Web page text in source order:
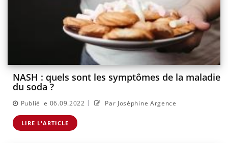
NASH : quels sont les symptômes de la maladie
du soda ?
Publié le 06.09.2022 | Par Joséphine Argence
LIRE L'ARTICLE